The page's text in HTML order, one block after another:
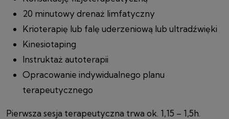
20 minutowy drenaż limfatyczny
Krioterapię lub falę uderzeniową lub ultradźwięki
Kinesiotaping
Instruktaż autoterapii
Opracowanie indywidualnego planu
terapeutycznego
Pierwsza sesja terapeutyczna trwa ok. 1,15 – 1,5h.